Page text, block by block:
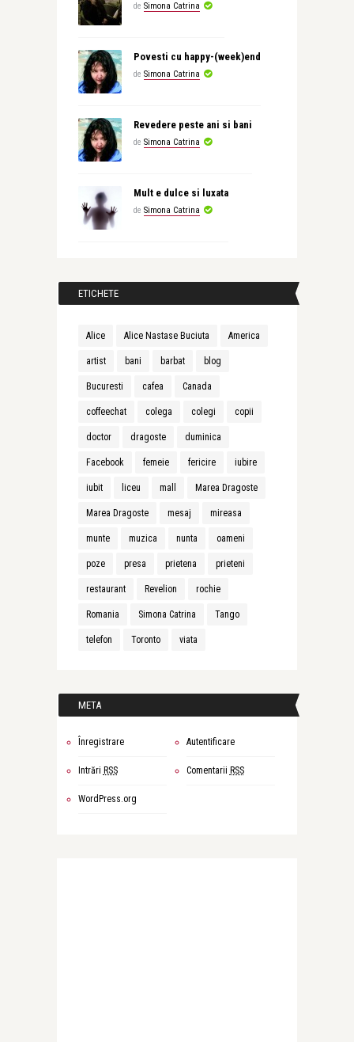
de Simona Catrina
Povesti cu happy-(week)end
de Simona Catrina
Revedere peste ani si bani
de Simona Catrina
Mult e dulce si luxata
de Simona Catrina
ETICHETE
Alice Alice Nastase Buciuta America
artist bani barbat blog
Bucuresti cafea Canada
coffeechat colega colegi copii
doctor dragoste duminica
Facebook femeie fericire iubire
iubit liceu mall Marea Dragoste
Marea Dragoste mesaj mireasa
munte muzica nunta oameni
poze presa prietena prieteni
restaurant Revelion rochie
Romania Simona Catrina Tango
telefon Toronto viata
META
Înregistrare Autentificare
Intrări RSS Comentarii RSS
WordPress.org